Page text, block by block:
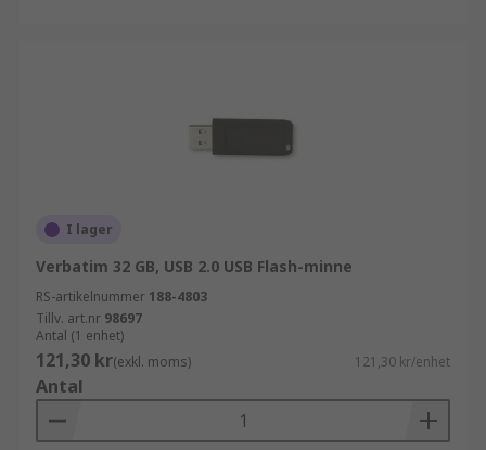
I lager
Verbatim 32 GB, USB 2.0 USB Flash-minne
RS-artikelnummer 188-4803
Tillv. art.nr 98697
Antal (1 enhet)
121,30 kr(exkl. moms) 121,30 kr/enhet
Antal